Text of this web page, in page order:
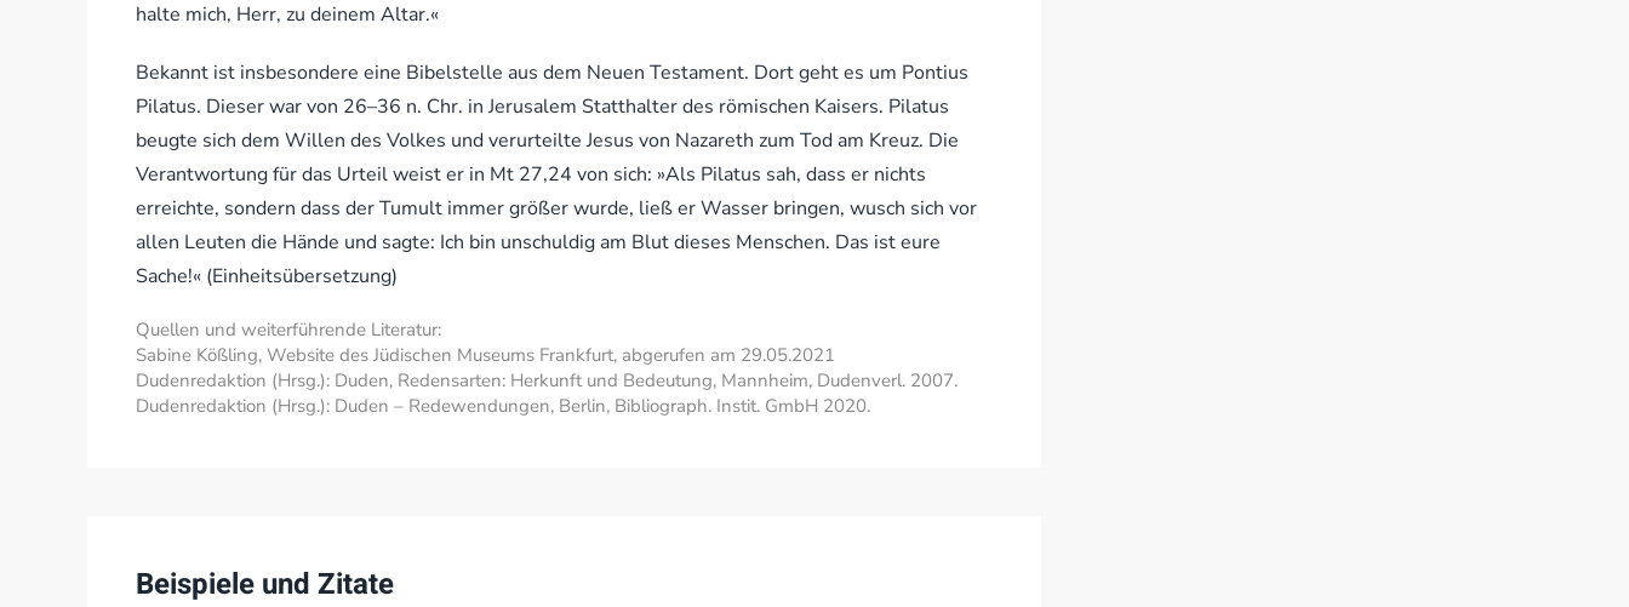
halte mich, Herr, zu deinem Altar.«
Bekannt ist insbesondere eine Bibelstelle aus dem Neuen Testament. Dort geht es um Pontius
Pilatus. Dieser war von 26–36 n. Chr. in Jerusalem Statthalter des römischen Kaisers. Pilatus
beugte sich dem Willen des Volkes und verurteilte Jesus von Nazareth zum Tod am Kreuz. Die
Verantwortung für das Urteil weist er in Mt 27,24 von sich: »Als Pilatus sah, dass er nichts
erreichte, sondern dass der Tumult immer größer wurde, ließ er Wasser bringen, wusch sich vor
allen Leuten die Hände und sagte: Ich bin unschuldig am Blut dieses Menschen. Das ist eure
Sache!« (Einheitsübersetzung)
Quellen und weiterführende Literatur:
Sabine Kößling, Website des Jüdischen Museums Frankfurt, abgerufen am 29.05.2021
Dudenredaktion (Hrsg.): Duden, Redensarten: Herkunft und Bedeutung, Mannheim, Dudenverl. 2007.
Dudenredaktion (Hrsg.): Duden – Redewendungen, Berlin, Bibliograph. Instit. GmbH 2020.
Beispiele und Zitate